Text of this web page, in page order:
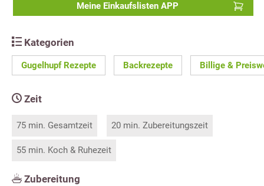
Meine Einkaufslisten APP
Kategorien
Gugelhupf Rezepte Backrezepte Billige &
Zeit
75 min. Gesamtzeit 20 min. Zubereitungszeit
55 min. Koch & Ruhezeit
Zubereitung